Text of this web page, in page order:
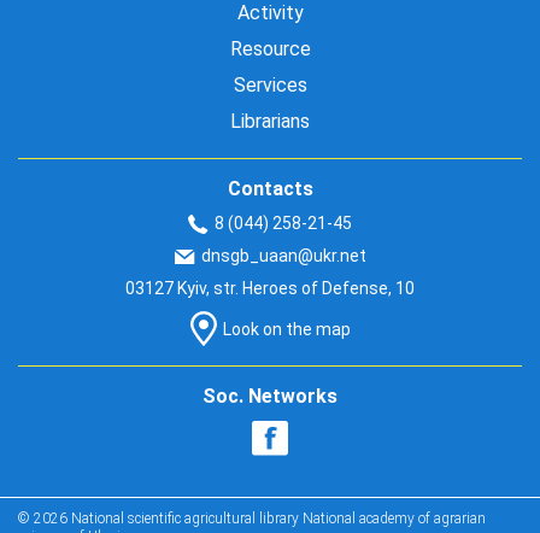
Activity
Resource
Services
Librarians
Contacts
8 (044) 258-21-45
dnsgb_uaan@ukr.net
03127 Kyiv, str. Heroes of Defense, 10
Look on the map
Soc. Networks
© 2026 National scientific agricultural library National academy of agrarian